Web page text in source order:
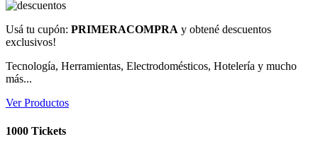
Usá tu cupón: PRIMERACOMPRA y obtené descuentos
exclusivos!
Tecnología, Herramientas, Electrodomésticos, Hotelería y mucho
más...
Ver Productos
1000 Tickets